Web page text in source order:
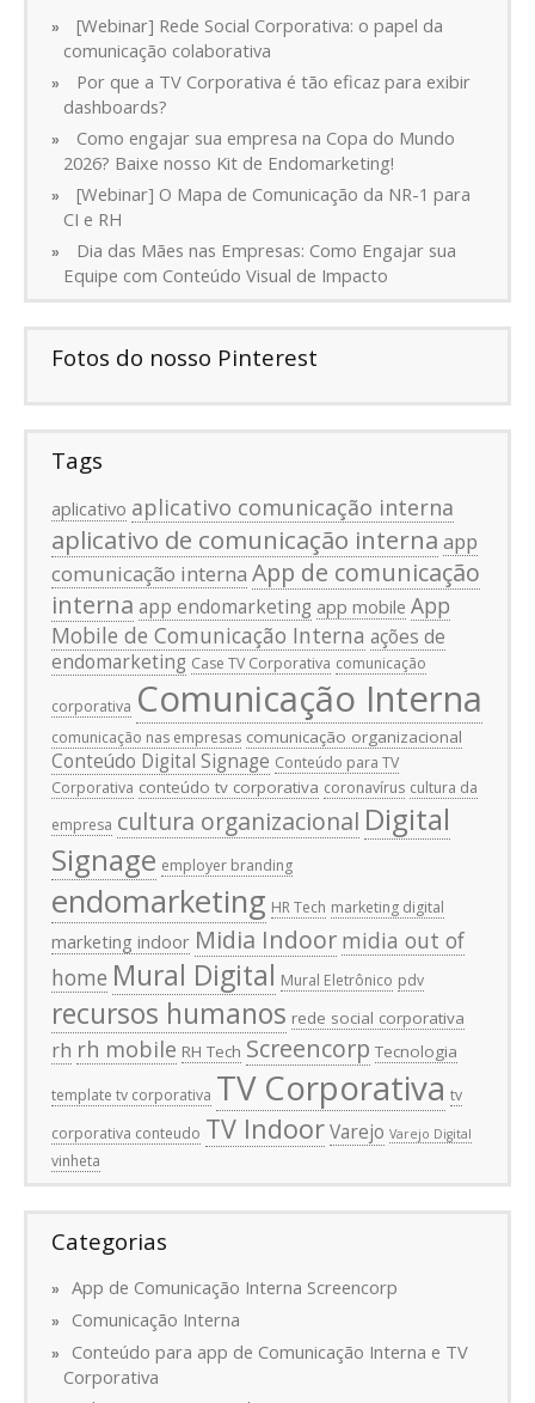
[Webinar] Rede Social Corporativa: o papel da
comunicação colaborativa
Por que a TV Corporativa é tão eficaz para exibir
dashboards?
Como engajar sua empresa na Copa do Mundo
2026? Baixe nosso Kit de Endomarketing!
[Webinar] O Mapa de Comunicação da NR-1 para
CI e RH
Dia das Mães nas Empresas: Como Engajar sua
Equipe com Conteúdo Visual de Impacto
Fotos do nosso Pinterest
Tags
aplicativo aplicativo comunicação interna
aplicativo de comunicação interna app
comunicação interna App de comunicação
interna app endomarketing app mobile App
Mobile de Comunicação Interna ações de
endomarketing Case TV Corporativa comunicação
corporativa Comunicação Interna
comunicação nas empresas comunicação organizacional
Conteúdo Digital Signage Conteúdo para TV
Corporativa conteúdo tv corporativa coronavírus cultura da
empresa cultura organizacional Digital
Signage employer branding
endomarketing HR Tech marketing digital
marketing indoor Midia Indoor midia out of
home Mural Digital Mural Eletrônico pdv
recursos humanos rede social corporativa
rh rh mobile RH Tech Screencorp Tecnologia
template tv corporativa TV Corporativa tv
corporativa conteudo TV IndoorVarejo Varejo Digital
vinheta
Categorias
App de Comunicação Interna Screencorp
Comunicação Interna
Conteúdo para app de Comunicação Interna e TV
Corporativa